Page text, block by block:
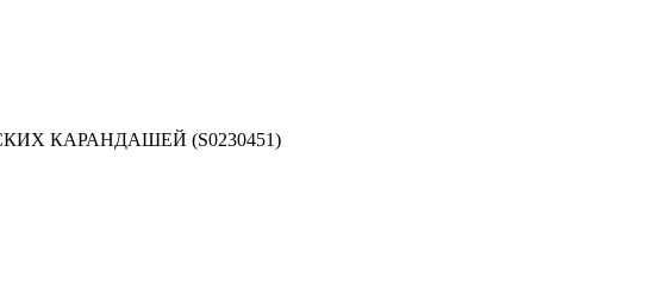
КАРАНДАШЕЙ (S0230451)